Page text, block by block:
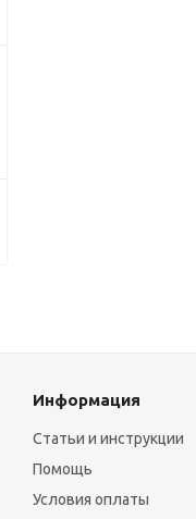
Информация
Статьи и инструкции
Помощь
Условия оплаты